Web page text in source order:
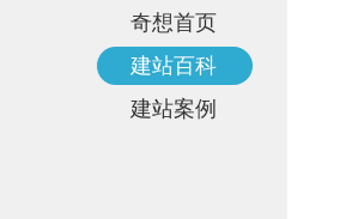
奇想首页
建站百科
建站案例